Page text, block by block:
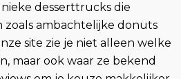
desserttrucks die
zoals ambachtelijke donuts
site zie je niet alleen welke
maar ook waar ze bekend